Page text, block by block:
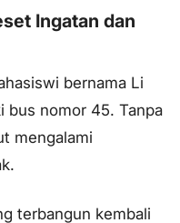
Ingatan dan
bernama Li
bus nomor 45. Tanpa
mengalami
terbangun kembali